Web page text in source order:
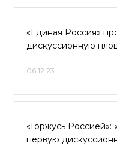
«Единая Россия»
дискуссионную
06.12.23
«Горжусь Россией»:
первую